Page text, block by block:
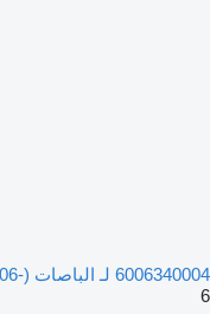
6006340004 لـ الباصات Scania K,N,F-series bus (2006-)
6